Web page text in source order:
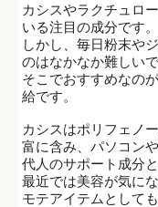
カシスやラクチュロ
いる注目の成分です。
しかし、毎日粉末や
のはなかなか難しいで
そこでおすすめなの
給です。
カシスはポリフェノ
富に含み、パソコン
代人のサポート成分
最近では美容が気に
モテアイテムとして